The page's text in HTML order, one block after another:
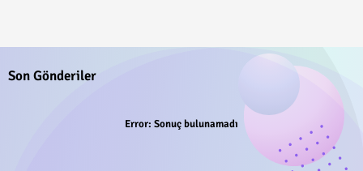
Son Gönderiler
Error: Sonuç bulunamadı